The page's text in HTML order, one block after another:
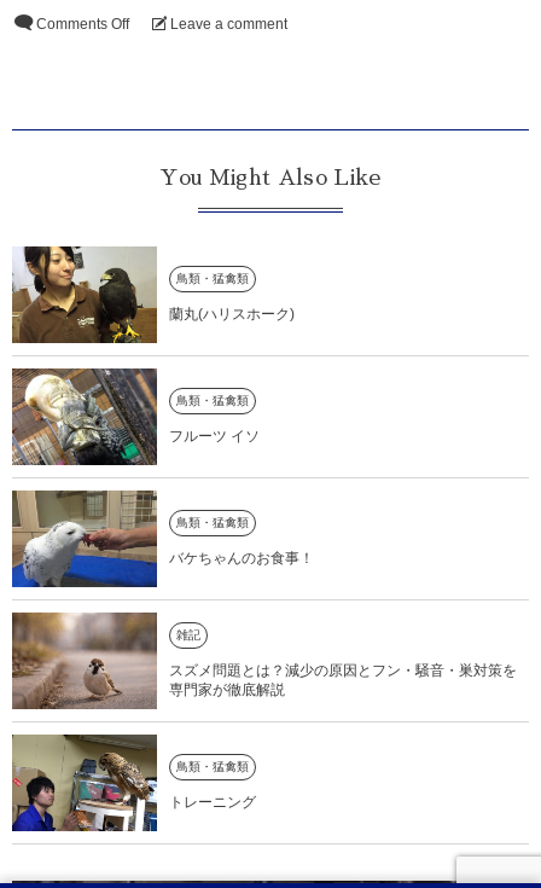
Comments Off Leave a comment
You Might Also Like
鳥類・猛禽類
蘭丸(ハリスホーク)
鳥類・猛禽類
フルーツ イソ
鳥類・猛禽類
バケちゃんのお食事！
雑記
スズメ問題とは？減少の原因とフン・騒音・巣対策を
専門家が徹底解説
鳥類・猛禽類
トレーニング